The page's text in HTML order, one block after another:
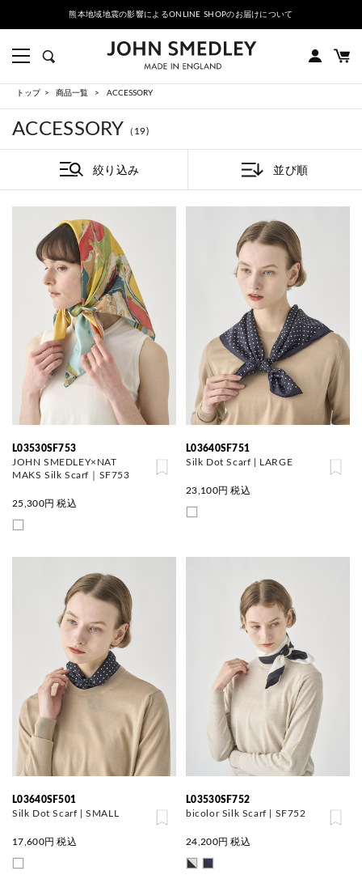
熊本地域地震の影響によるONLINE SHOPのお届けについて
トップ 商品一覧 ACCESSORY
ACCESSORY （19)
絞り込み 並び順
L03530SF753
JOHN SMEDLEY×NAT
MAKS Silk Scarf｜SF753
25,300円 税込
L03640SF751
Silk Dot Scarf | LARGE
23,100円 税込
L03640SF501
Silk Dot Scarf | SMALL
17,600円 税込
L03530SF752
bicolor Silk Scarf | SF752
24,200円 税込